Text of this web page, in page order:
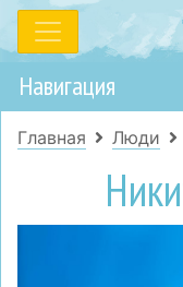
Навигация
Главная Люди